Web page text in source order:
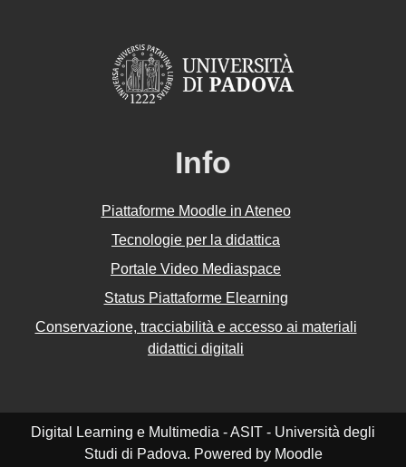
Info
Piattaforme Moodle in Ateneo
Tecnologie per la didattica
Portale Video Mediaspace
Status Piattaforme Elearning
Conservazione, tracciabilità e accesso ai materiali
didattici digitali
Digital Learning e Multimedia - ASIT - Università degli
Studi di Padova. Powered by Moodle